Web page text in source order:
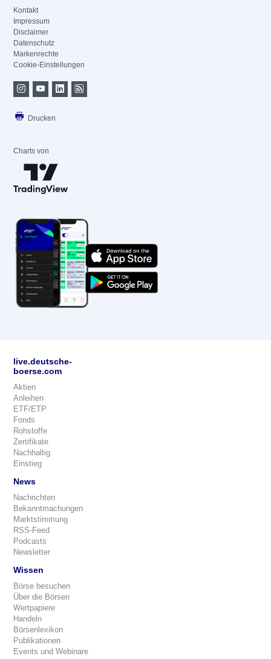
Kontakt
Impressum
Disclaimer
Datenschutz
Markenrechte
Cookie-Einstellungen
Drucken
Charts von
live.deutsche-
boerse.com
Aktien
Anleihen
ETF/ETP
Fonds
Rohstoffe
Zertifikate
Nachhaltig
Einstieg
News
Nachrichten
Bekanntmachungen
Marktstimmung
RSS-Feed
Podcasts
Newsletter
Wissen
Börse besuchen
Über die Börsen
Wertpapiere
Handeln
Börsenlexikon
Publikationen
Events und Webinare